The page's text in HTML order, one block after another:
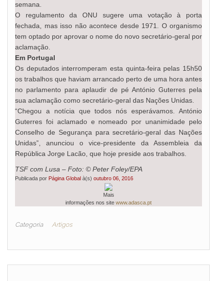
semana.
O regulamento da ONU sugere uma votação à porta
fechada, mas isso não acontece desde 1971. O organismo
tem optado por aprovar o nome do novo secretário-geral por
aclamação.
Em Portugal
Os deputados interromperam esta quinta-feira pelas 15h50
os trabalhos que haviam arrancado perto de uma hora antes
no parlamento para aplaudir de pé António Guterres pela
sua aclamação como secretário-geral das Nações Unidas.
“Chegou a notícia que todos nós esperávamos. António
Guterres foi aclamado e nomeado por unanimidade pelo
Conselho de Segurança para secretário-geral das Nações
Unidas”, anunciou o vice-presidente da Assembleia da
República Jorge Lacão, que hoje preside aos trabalhos.
TSF com Lusa – Foto: © Peter Foley/EPA
Publicada por Página Global à(s) outubro 06, 2016
Mais
informações nos site www.adasca.pt
Categoria Artigos